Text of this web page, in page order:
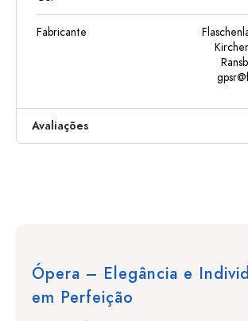
Fabricante
Avaliações
Ópera – Elegância e
em Perfeição